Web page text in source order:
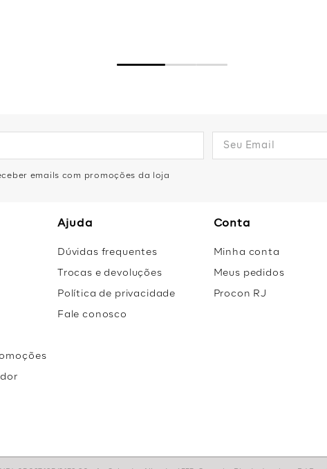
emails com promoções da loja
Ajuda
Dúvidas frequentes
Trocas e devoluções
Política de privacidade
Fale conosco
Conta
Minha conta
Meus pedidos
Procon RJ